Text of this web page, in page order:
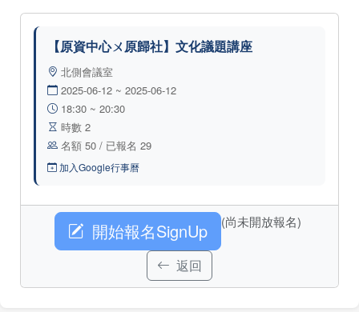
【原資中心ㄨ原歸社】文化議題講座
北側會議室
2025-06-12 ~ 2025-06-12
18:30 ~ 20:30
時數 2
名額 50 / 已報名 29
加入Google行事曆
開始報名SignUp (尚未開放報名)
返回